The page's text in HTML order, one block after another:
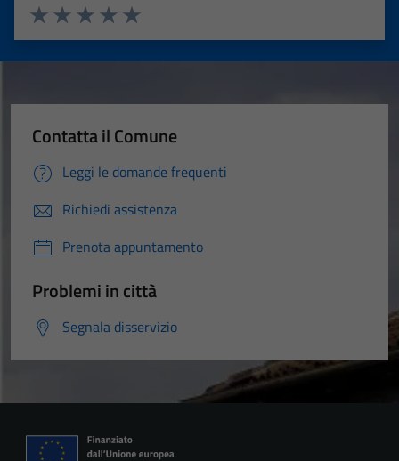
Valuta 5 stelle su 5
Valuta 4 stelle su 5
Valuta 3 stelle su 5
Valuta 2 stelle su 5
Valuta 1 stelle su 5
Contatta il Comune
Leggi le domande frequenti
Richiedi assistenza
Prenota appuntamento
Problemi in città
Segnala disservizio
disabilitati.
Questi cookie